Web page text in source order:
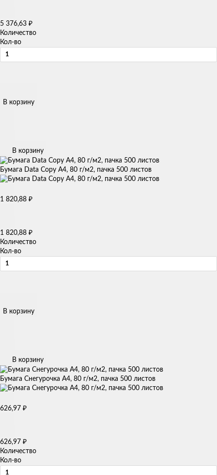
5 376,63 ₽
Количество
Кол-во
В корзину
В корзину
Бумага Data Copy А4, 80 г/м2, пачка 500 листов
1 820,88 ₽
1 820,88 ₽
Количество
Кол-во
В корзину
В корзину
Бумага Снегурочка А4, 80 г/м2, пачка 500 листов
626,97 ₽
626,97 ₽
Количество
Кол-во